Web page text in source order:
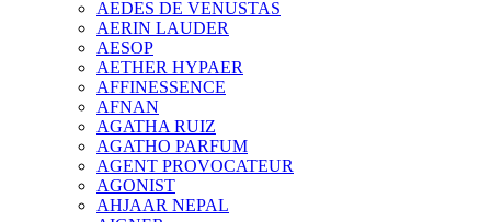
AEDES DE VENUSTAS
AERIN LAUDER
AESOP
AETHER HYPAER
AFFINESSENCE
AFNAN
AGATHA RUIZ
AGATHO PARFUM
AGENT PROVOCATEUR
AGONIST
AHJAAR NEPAL